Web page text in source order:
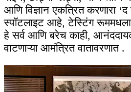
आणि विज्ञान एकत्रित करणारा
स्पॉटलाइट आहे, टेस्टिंग
हे सर्व आणि बरेच काही,
वाटणाऱ्या आमंत्रित वातावरणात .